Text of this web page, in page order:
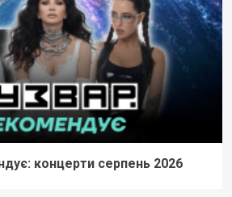
концерти серпень 2026